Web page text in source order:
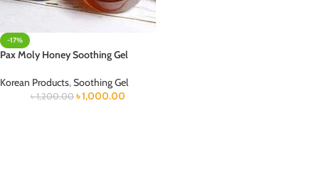
-17%
Pax Moly Honey Soothing Gel
Korean Products,Soothing Gel
৳1,200.00 ৳1,000.00